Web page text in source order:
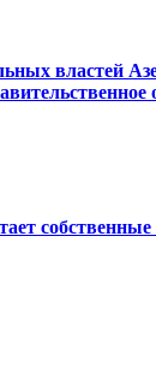
властей